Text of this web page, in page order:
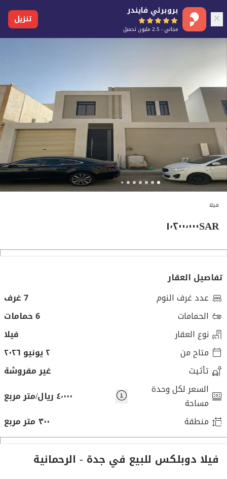
بروبرتي فايندر
مجاني - 2.5 مليون تحميل
تنزيل
فيلا
SAR١٬٢٠٠٬٠٠٠
تفاصيل العقار
عدد غرف النوم
7 غرف
الحمامات
6 حمامات
نوع العقار
فيلا
متاح من
٢ يونيو ٢٠٢٦
تأثيث
غير مفروشة
السعر لكل وحدة
مساحة
٤٬٠٠٠ ريال/متر مربع
منطقة
٣٠٠ متر مربع
فيلا دوبلكس للبيع في جدة - الرحمانية